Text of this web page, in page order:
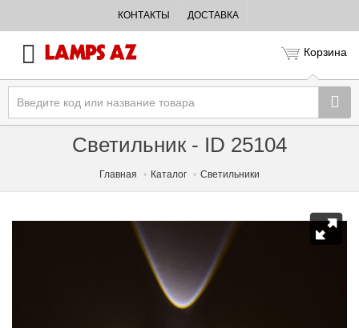
КОНТАКТЫ ДОСТАВКА
Корзина
Светильник - ID 25104
Главная Каталог Светильники